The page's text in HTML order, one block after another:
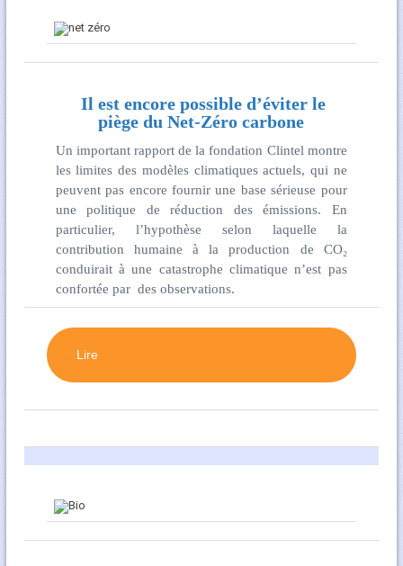
Il est encore possible d’éviter le
piège du Net-Zéro carbone
Un important rapport de la fondation Clintel montre
les limites des modèles climatiques actuels, qui ne
peuvent pas encore fournir une base sérieuse pour
une politique de réduction des émissions. En
particulier, l’hypothèse selon laquelle la
contribution humaine à la production de CO₂
conduirait à une catastrophe climatique n’est pas
confortée par des observations.
Lire